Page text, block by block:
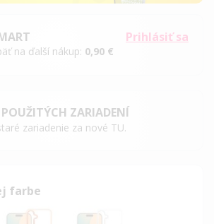
Prihlásiť sa
na ďalší nákup: 0,90 €
ZARIADENÍ
zariadenie za nové TU.
farbe